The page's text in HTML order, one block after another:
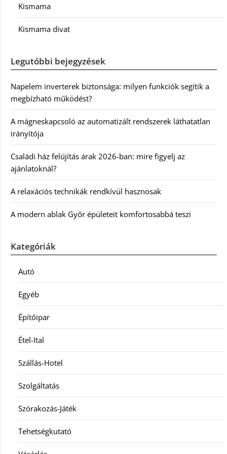
Kismama
Kismama divat
Legutóbbi bejegyzések
Napelem inverterek biztonsága: milyen funkciók segítik a
megbízható működést?
A mágneskapcsoló az automatizált rendszerek láthatatlan
irányítója
Családi ház felújítás árak 2026-ban: mire figyelj az
ajánlatoknál?
A relaxációs technikák rendkívül hasznosak
A modern ablak Győr épületeit komfortosabbá teszi
Kategóriák
Autó
Egyéb
Építőipar
Étel-Ital
Szállás-Hotel
Szolgáltatás
Szórakozás-Játék
Tehetségkutató